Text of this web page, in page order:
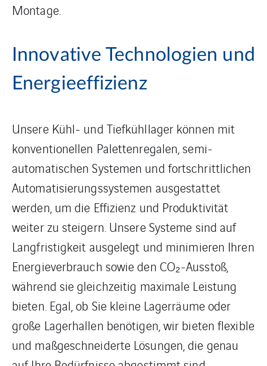
Montage.
Innovative Technologien und
Energieeffizienz
Unsere Kühl- und Tiefkühllager können mit
konventionellen Palettenregalen, semi-
automatischen Systemen und fortschrittlichen
Automatisierungssystemen ausgestattet
werden, um die Effizienz und Produktivität
weiter zu steigern. Unsere Systeme sind auf
Langfristigkeit ausgelegt und minimieren Ihren
Energieverbrauch sowie den CO₂-Ausstoß,
während sie gleichzeitig maximale Leistung
bieten. Egal, ob Sie kleine Lagerräume oder
große Lagerhallen benötigen, wir bieten flexible
und maßgeschneiderte Lösungen, die genau